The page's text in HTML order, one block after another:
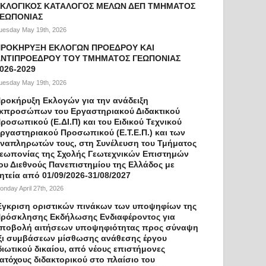
ΚΑΤΑΛΟΓΟΣ ΜΕΛΩΝ ΔΕΠ ΤΜΗΜΑΤΟΣ
May 19th, 2026
ΕΚΛΟΓΩΝ ΠΡΟΕΔΡΟΥ ΚΑΙ
ΤΟΥ ΤΜΗΜΑΤΟΣ ΓΕΩΠΟΝΙΑΣ
2029
May 19th, 2026
Εκλογών για την ανάδειξη
του Εργαστηριακού Διδακτικού
(Ε.ΔΙ.Π) και του Ειδικού Τεχνικού
Προσωπικού (Ε.Τ.Ε.Π.) και των
τους, στη Συνέλευση του Τμήματος
της Σχολής Γεωτεχνικών Επιστημών
Διεθνούς Πανεπιστημίου της Ελλάδος με
από 01/09/2026-31/08/2027
April 27th, 2026
οριστικών πινάκων των υποψηφίων της
Εκδήλωσης Ενδιαφέροντος για
αιτήσεων υποψηφιότητας προς σύναψη
συμβάσεων μίσθωσης ανάθεσης έργου
δικαίου, από νέους επιστήμονες
διδακτορικού στο πλαίσιο του